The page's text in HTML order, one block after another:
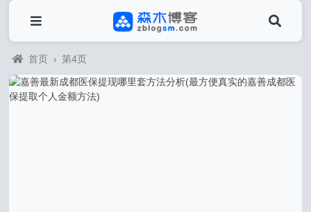
首页 › 第4页